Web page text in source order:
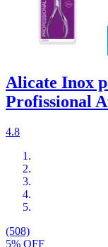
Alicate Inox
Profissional
4.8
(508)
5% OFF